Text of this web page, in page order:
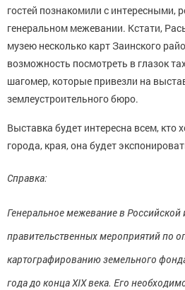
гостей познакомили с интересными,
генеральном межевании. Кстати,
музею несколько карт Заинского
возможность посмотреть в глазок
шагомер, которые привезли на
землеустроительного бюро.
Выставка будет интересна всем, кто
города, края, она будет
Справка:
Генеральное межевание в
правительственных мероприятий по
картографированию земельного
года до конца XIX века. Его